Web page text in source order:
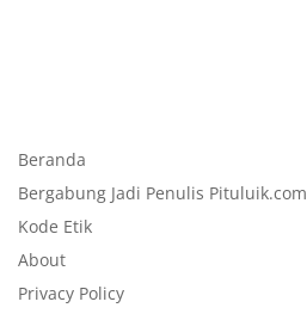
Beranda
Bergabung Jadi Penulis Pituluik.com
Kode Etik
About
Privacy Policy